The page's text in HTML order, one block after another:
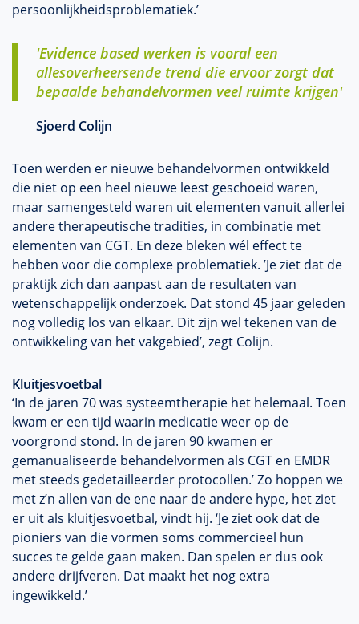
persoonlijkheidsproblematiek.’
'Evidence based werken is vooral een
allesoverheersende trend die ervoor zorgt dat
bepaalde behandelvormen veel ruimte krijgen'
Sjoerd Colijn
Toen werden er nieuwe behandelvormen ontwikkeld
die niet op een heel nieuwe leest geschoeid waren,
maar samengesteld waren uit elementen vanuit allerlei
andere therapeutische tradities, in combinatie met
elementen van CGT. En deze bleken wél effect te
hebben voor die complexe problematiek. ’Je ziet dat de
praktijk zich dan aanpast aan de resultaten van
wetenschappelijk onderzoek. Dat stond 45 jaar geleden
nog volledig los van elkaar. Dit zijn wel tekenen van de
ontwikkeling van het vakgebied’, zegt Colijn.
Kluitjesvoetbal
‘In de jaren 70 was systeemtherapie het helemaal. Toen
kwam er een tijd waarin medicatie weer op de
voorgrond stond. In de jaren 90 kwamen er
gemanualiseerde behandelvormen als CGT en EMDR
met steeds gedetailleerder protocollen.’ Zo hoppen we
met z’n allen van de ene naar de andere hype, het ziet
er uit als kluitjesvoetbal, vindt hij. ‘Je ziet ook dat de
pioniers van die vormen soms commercieel hun
succes te gelde gaan maken. Dan spelen er dus ook
andere drijfveren. Dat maakt het nog extra
ingewikkeld.’